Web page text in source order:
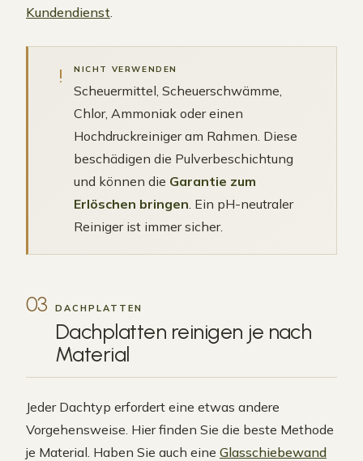
Kundendienst.
! NICHT VERWENDEN
Scheuermittel, Scheuerschwämme,
Chlor, Ammoniak oder einen
Hochdruckreiniger am Rahmen. Diese
beschädigen die Pulverbeschichtung
und können die Garantie zum
Erlöschen bringen. Ein pH-neutraler
Reiniger ist immer sicher.
03 DACHPLATTEN
Dachplatten reinigen je nach
Material
Jeder Dachtyp erfordert eine etwas andere
Vorgehensweise. Hier finden Sie die beste Methode
je Material. Haben Sie auch eine Glasschiebewand